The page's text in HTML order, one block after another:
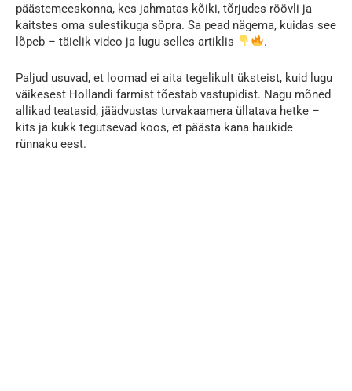
päästemeeskonna, kes jahmatas kõiki, tõrjudes röövli ja
kaitstes oma sulestikuga sõpra. Sa pead nägema, kuidas see
lõpeb – täielik video ja lugu selles artiklis
.
Paljud usuvad, et loomad ei aita tegelikult üksteist, kuid lugu
väikesest Hollandi farmist tõestab vastupidist. Nagu mõned
allikad teatasid, jäädvustas turvakaamera üllatava hetke –
kits ja kukk tegutsevad koos, et päästa kana haukide
rünnaku eest.